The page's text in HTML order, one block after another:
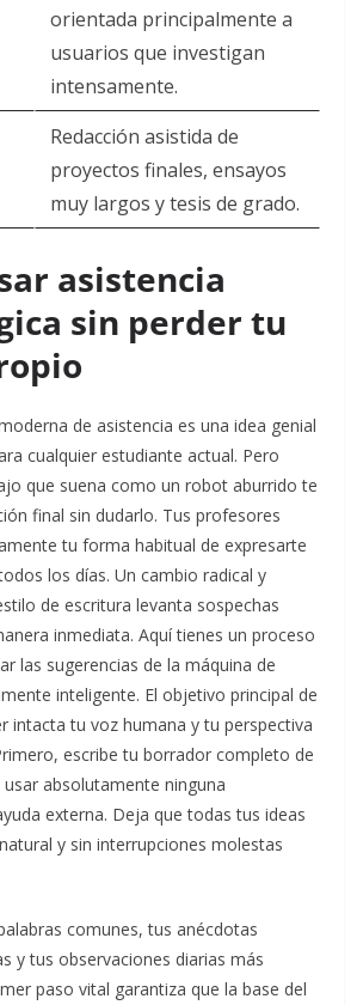
orientada principalmente a
usuarios que investigan
intensamente.
Redacción asistida de
proyectos finales, ensayos
muy largos y tesis de grado.
asistencia
sin perder tu
de asistencia es una idea genial
cualquier estudiante actual. Pero
que suena como un robot aburrido te
final sin dudarlo. Tus profesores
tu forma habitual de expresarte
los días. Un cambio radical y
de escritura levanta sospechas
inmediata. Aquí tienes un proceso
las sugerencias de la máquina de
inteligente. El objetivo principal de
intacta tu voz humana y tu perspectiva
escribe tu borrador completo de
absolutamente ninguna
externa. Deja que todas tus ideas
y sin interrupciones molestas
comunes, tus anécdotas
y tus observaciones diarias más
paso vital garantiza que la base del